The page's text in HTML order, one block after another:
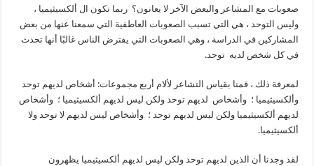
صعوبات مع المشاعر والبعض الآخر لا يعانون؟ ربما تكون ال ألكسيثيميا ،
وليس التوحد ، هي التي تسبب الصعوبات العاطفية التي سمعنا عنها من بعض
المشاركين في الدراسة ، وهي الصعوبات التي يفترض الناس غالبًا أنها تحدث
في كل شخص لديه توحد.
لمعرفة ذلك ، قمنا بقياس التشاعر لألام أربع مجموعات: أشخاص لديهم توحد
وألكسيثيميا ؛ وأشخاص لديهم توحد ولكن ليس لديهم ألكسيثيميا ؛ وأشخاص
لديهم ألكسيثيميا ولكن ليس لديهم توحد ؛ وأشخاص ليس لديهم لا توحد ولا
ألكسيثيميا.
لقد وجدنا أن الذين لديهم توحد ولكن ليس لديهم ألكسيثيميا يظهرون